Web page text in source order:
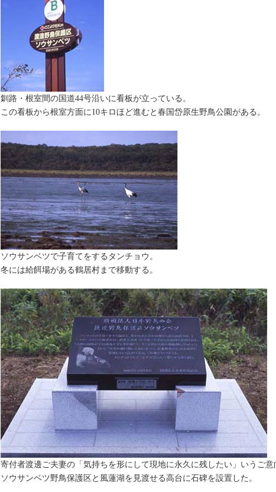
釧路・根室間の国道44号沿いに看板が立っている。
この看板から根室方面に10キロほど進むと春国岱原生野鳥公園がある。
ソウサンベツで子育てをするタンチョウ。
冬には給餌場がある鶴居村まで移動する。
寄付者渡邊ご夫妻の「気持ちを形にして現地に永久に残したい」いうご意
ソウサンベツ野鳥保護区と風蓮湖を見渡せる高台に石碑を設置した。